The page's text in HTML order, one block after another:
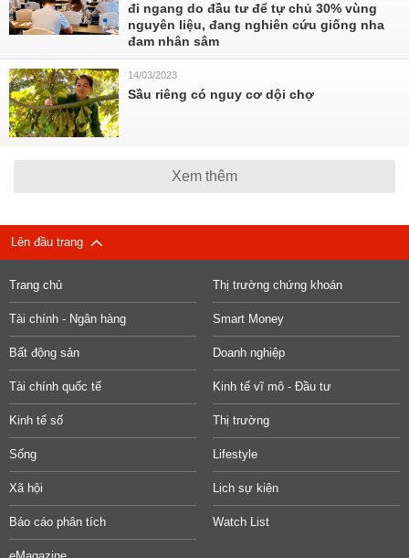
đi ngang do đầu tư để tự chủ 30% vùng
nguyên liệu, đang nghiên cứu giống nha
đam nhân sâm
14/03/2023
Sầu riêng có nguy cơ dội chợ
Xem thêm
Lên đầu trang
Trang chủ Thị trường chứng khoán
Tài chính - Ngân hàng Smart Money
Bất động sản Doanh nghiệp
Tài chính quốc tế Kinh tế vĩ mô - Đầu tư
Kinh tế số Thị trường
Sống Lifestyle
Xã hội Lịch sự kiện
Báo cáo phân tích Watch List